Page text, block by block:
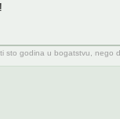
sto godina u bogatstvu, nego